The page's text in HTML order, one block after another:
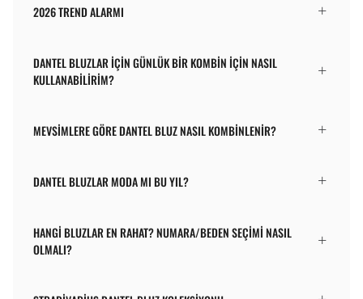
2026 TREND ALARMI
DANTEL BLUZLAR IÇIN GÜNLÜK BIR KOMBIN IÇIN NASIL
KULLANABILIRIM?
MEVSIMLERE GÖRE DANTEL BLUZ NASIL KOMBINLENIR?
DANTEL BLUZLAR MODA MI BU YIL?
HANGI BLUZLAR EN RAHAT? NUMARA/BEDEN SEÇIMI NASIL
OLMALI?